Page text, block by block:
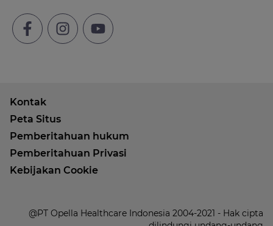
Kontak
Peta Situs
Pemberitahuan hukum
Pemberitahuan Privasi
Kebijakan Cookie
@PT Opella Healthcare Indonesia 2004-2021 - Hak cipta